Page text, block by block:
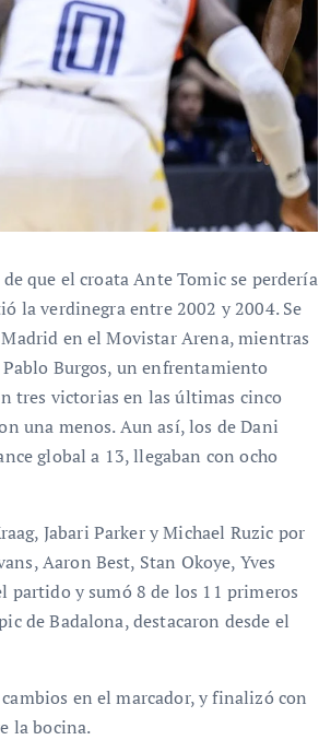
que el croata Ante Tomic se perdería
la verdinegra entre 2002 y 2004. Se
en el Movistar Arena, mientras
Burgos, un enfrentamiento
tres victorias en las últimas cinco
una menos. Aun así, los de Dani
global a 13, llegaban con ocho
Jabari Parker y Michael Ruzic por
Aaron Best, Stan Okoye, Yves
partido y sumó 8 de los 11 primeros
de Badalona, destacaron desde el
en el marcador, y finalizó con
la bocina.